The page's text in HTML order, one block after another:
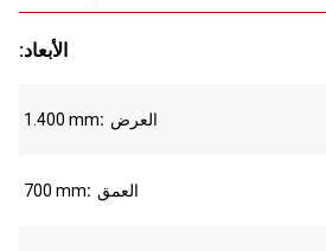
:الأبعاد
1.400 mm العرض
700 mm العمق